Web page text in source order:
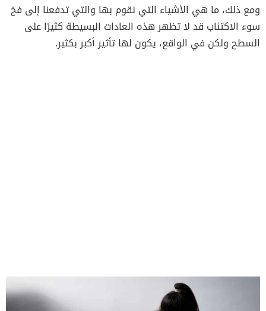
ومع ذلك، ما هي الأشياء التي نقوم بها والتي تدفعنا إلى فخ
سوء الاكتئاب قد لا تظهر هذه العادات البسيطة كثيرًا على
السطح ولكن في الواقع، يكون لها تأثير أكبر بكثير.